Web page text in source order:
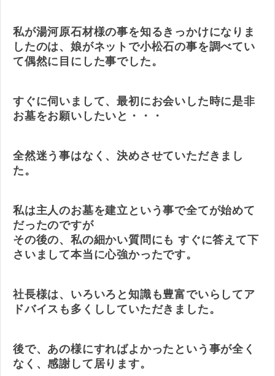
私が湯河原石材様の事を知るきっかけになりま
したのは、娘がネットで小松石の事を調べてい
て偶然に目にした事でした。
すぐに伺いまして、最初にお会いした時に是非
お墓をお願いしたいと・・・
全然迷う事はなく、決めさせていただきまし
た。
私は主人のお墓を建立という事で全てが始めて
だったのですが
その後の、私の細かい質問にも すぐに答えて下
さいまして本当に心強かったです。
社長様は、いろいろと知識も豊富でいらしてア
ドバイスも多くししていただきました。
後で、あの様にすればよかったという事が全く
なく、感謝して居ります。